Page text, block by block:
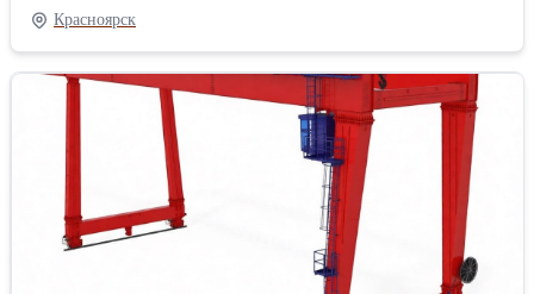
устройство опорных путей на колоннах. Мы разрабатываем,
производим, поставляем и монтируем оборудование по
стандартным спецификациям (ГОСТ 7890-93) или по
индивидуальным чертежам. Вся продукция соответствует
требованиям действующих норм и ТР ТС. Основные типы и
технические характеристики — грузоподъемность — от 1 до 20
тонн (по индивидуальному заказу — до 32 тонн); — пролет —
до 25 метров (при больших пролетах — усиленная конструкция);
— количество пролетов — однобалочные, двух- и
трехпролетные; — режим работы — 3К, 4К, 5К по ГОСТ 25546-
82; — климатическое исполнение — от -20°C до +40°C
(опционально морозостойкое до -40°C); — управление — с пола
Красноярск